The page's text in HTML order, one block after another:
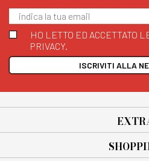
HO LETTO ED ACCETTATO
PRIVACY.
ISCRIVITI ALLA